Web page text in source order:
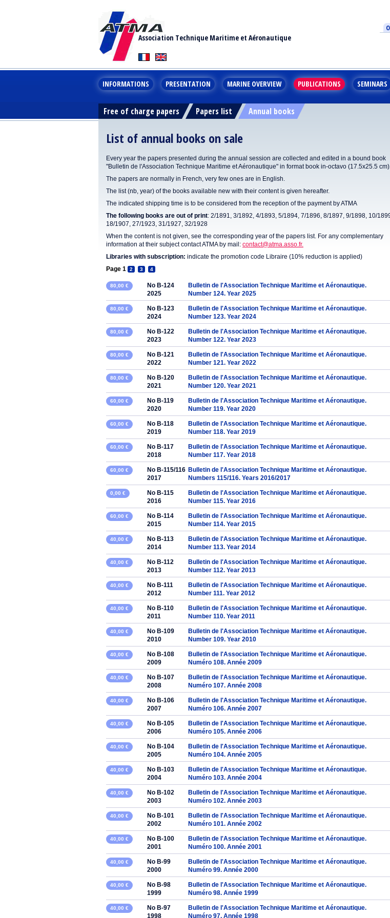
Association Technique Maritime et Aéronautique
INFORMATIONS PRESENTATION MARINE OVERVIEW PUBLICATIONS SEMINARS
Free of charge papers Papers list Annual books
List of annual books on sale
Every year the papers presented during the annual session are collected and edited in a bound book
"Bulletin de l'Association Technique Maritime et Aéronautique" in format book in-octavo (17.5x25.5
The papers are normally in French, very few ones are in English.
The list (nb, year) of the books available new with their content is given hereafter.
The indicated shipping time is to be considered from the reception of the payment by ATMA
The following books are out of print: 2/1891, 3/1892, 4/1893, 5/1894, 7/1896, 8/1897, 9/1898, 10/
18/1907, 27/1923, 31/1927, 32/1928
When the content is not given, see the corresponding year of the papers list. For any complementary
information at their subject contact ATMA by mail: contact@atma.asso.fr.
Libraries with subscription: indicate the promotion code Libraire (10% reduction is applied)
Page 1
2 3 4
80,00 €
No B-124
2025
Bulletin de l'Association Technique Maritime et Aéronautique.
Number 124. Year 2025
80,00 €
No B-123
2024
Bulletin de l'Association Technique Maritime et Aéronautique.
Number 123. Year 2024
80,00 €
No B-122
2023
Bulletin de l'Association Technique Maritime et Aéronautique.
Number 122. Year 2023
80,00 €
No B-121
2022
Bulletin de l'Association Technique Maritime et Aéronautique.
Number 121. Year 2022
80,00 €
No B-120
2021
Bulletin de l'Association Technique Maritime et Aéronautique.
Number 120. Year 2021
60,00 €
No B-119
2020
Bulletin de l'Association Technique Maritime et Aéronautique.
Number 119. Year 2020
60,00 €
No B-118
2019
Bulletin de l'Association Technique Maritime et Aéronautique.
Number 118. Year 2019
60,00 €
No B-117
2018
Bulletin de l'Association Technique Maritime et Aéronautique.
Number 117. Year 2018
60,00 €
No B-115/116
2017
Bulletin de l'Association Technique Maritime et Aéronautique.
Numbers 115/116. Years 2016/2017
0,00 €
No B-115
2016
Bulletin de l'Association Technique Maritime et Aéronautique.
Number 115. Year 2016
60,00 €
No B-114
2015
Bulletin de l'Association Technique Maritime et Aéronautique.
Number 114. Year 2015
40,00 €
No B-113
2014
Bulletin de l'Association Technique Maritime et Aéronautique.
Number 113. Year 2014
40,00 €
No B-112
2013
Bulletin de l'Association Technique Maritime et Aéronautique.
Number 112. Year 2013
40,00 €
No B-111
2012
Bulletin de l'Association Technique Maritime et Aéronautique.
Number 111. Year 2012
40,00 €
No B-110
2011
Bulletin de l'Association Technique Maritime et Aéronautique.
Number 110. Year 2011
40,00 €
No B-109
2010
Bulletin de l'Association Technique Maritime et Aéronautique.
Number 109. Year 2010
40,00 €
No B-108
2009
Bulletin de l'Association Technique Maritime et Aéronautique.
Numéro 108. Année 2009
40,00 €
No B-107
2008
Bulletin de l'Association Technique Maritime et Aéronautique.
Numéro 107. Année 2008
40,00 €
No B-106
2007
Bulletin de l'Association Technique Maritime et Aéronautique.
Numéro 106. Année 2007
40,00 €
No B-105
2006
Bulletin de l'Association Technique Maritime et Aéronautique.
Numéro 105. Année 2006
40,00 €
No B-104
2005
Bulletin de l'Association Technique Maritime et Aéronautique.
Numéro 104. Année 2005
40,00 €
No B-103
2004
Bulletin de l'Association Technique Maritime et Aéronautique.
Numéro 103. Année 2004
40,00 €
No B-102
2003
Bulletin de l'Association Technique Maritime et Aéronautique.
Numéro 102. Année 2003
40,00 €
No B-101
2002
Bulletin de l'Association Technique Maritime et Aéronautique.
Numéro 101. Année 2002
40,00 €
No B-100
2001
Bulletin de l'Association Technique Maritime et Aéronautique.
Numéro 100. Année 2001
40,00 €
No B-99
2000
Bulletin de l'Association Technique Maritime et Aéronautique.
Numéro 99. Année 2000
40,00 €
No B-98
1999
Bulletin de l'Association Technique Maritime et Aéronautique.
Numéro 98. Année 1999
40,00 €
No B-97
1998
Bulletin de l'Association Technique Maritime et Aéronautique.
Numéro 97. Année 1998